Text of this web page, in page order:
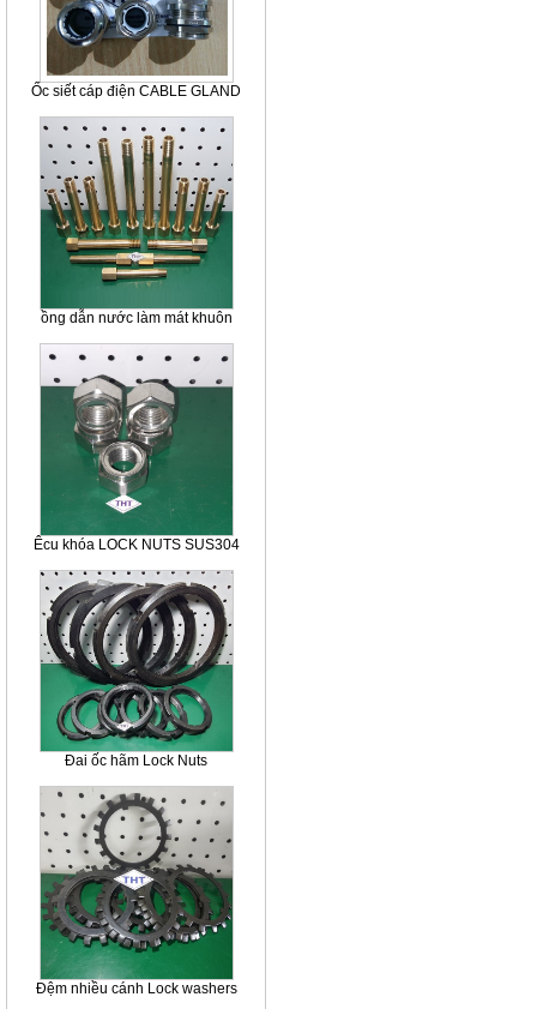
Ốc siết cáp điện CABLE GLAND
ồng dẫn nước làm mát khuôn
Êcu khóa LOCK NUTS SUS304
Đai ốc hãm Lock Nuts
Đệm nhiều cánh Lock washers